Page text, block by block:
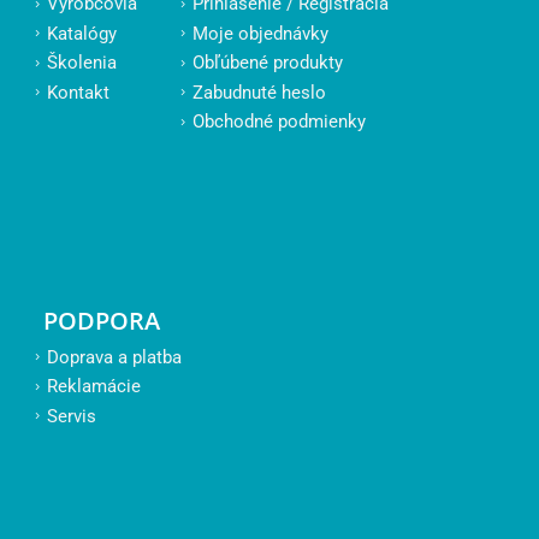
Katalógy
Školenia
Kontakt
Moje objednávky
Obľúbené produkty
Zabudnuté heslo
Obchodné podmienky
PODPORA
Doprava a platba
Reklamácie
Servis